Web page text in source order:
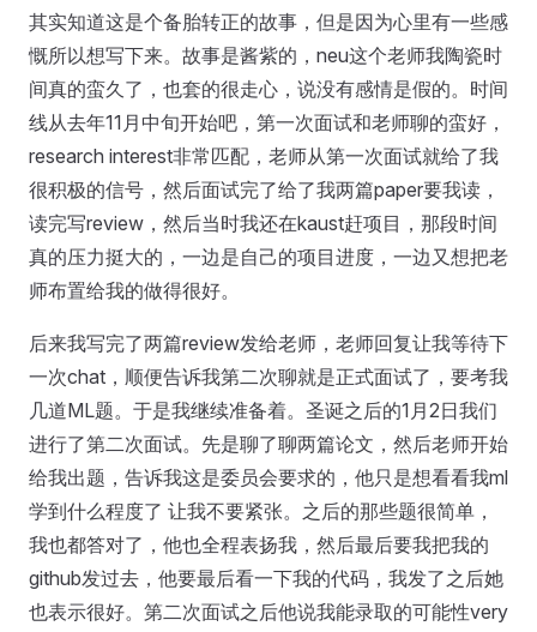
其实知道这是个备胎转正的故事，但是因为心里有一些感
慨所以想写下来。故事是酱紫的，neu这个老师我陶瓷时
间真的蛮久了，也套的很走心，说没有感情是假的。时间
线从去年11月中旬开始吧，第一次面试和老师聊的蛮好，
research interest非常匹配，老师从第一次面试就给了我
很积极的信号，然后面试完了给了我两篇paper要我读，
读完写review，然后当时我还在kaust赶项目，那段时间
真的压力挺大的，一边是自己的项目进度，一边又想把老
师布置给我的做得很好。
后来我写完了两篇review发给老师，老师回复让我等待下
一次chat，顺便告诉我第二次聊就是正式面试了，要考我
几道ML题。于是我继续准备着。圣诞之后的1月2日我们
进行了第二次面试。先是聊了聊两篇论文，然后老师开始
给我出题，告诉我这是委员会要求的，他只是想看看我ml
学到什么程度了 让我不要紧张。之后的那些题很简单，
我也都答对了，他也全程表扬我，然后最后要我把我的
github发过去，他要最后看一下我的代码，我发了之后她
也表示很好。第二次面试之后他说我能录取的可能性very